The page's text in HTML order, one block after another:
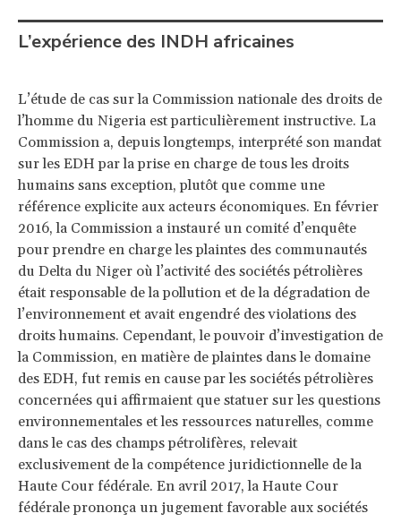
L’expérience des INDH africaines
L’étude de cas sur la Commission nationale des droits de
l’homme du Nigeria est particulièrement instructive. La
Commission a, depuis longtemps, interprété son mandat
sur les EDH par la prise en charge de tous les droits
humains sans exception, plutôt que comme une
référence explicite aux acteurs économiques. En février
2016, la Commission a instauré un comité d’enquête
pour prendre en charge les plaintes des communautés
du Delta du Niger où l’activité des sociétés pétrolières
était responsable de la pollution et de la dégradation de
l’environnement et avait engendré des violations des
droits humains. Cependant, le pouvoir d’investigation de
la Commission, en matière de plaintes dans le domaine
des EDH, fut remis en cause par les sociétés pétrolières
concernées qui affirmaient que statuer sur les questions
environnementales et les ressources naturelles, comme
dans le cas des champs pétrolifères, relevait
exclusivement de la compétence juridictionnelle de la
Haute Cour fédérale. En avril 2017, la Haute Cour
fédérale prononça un jugement favorable aux sociétés